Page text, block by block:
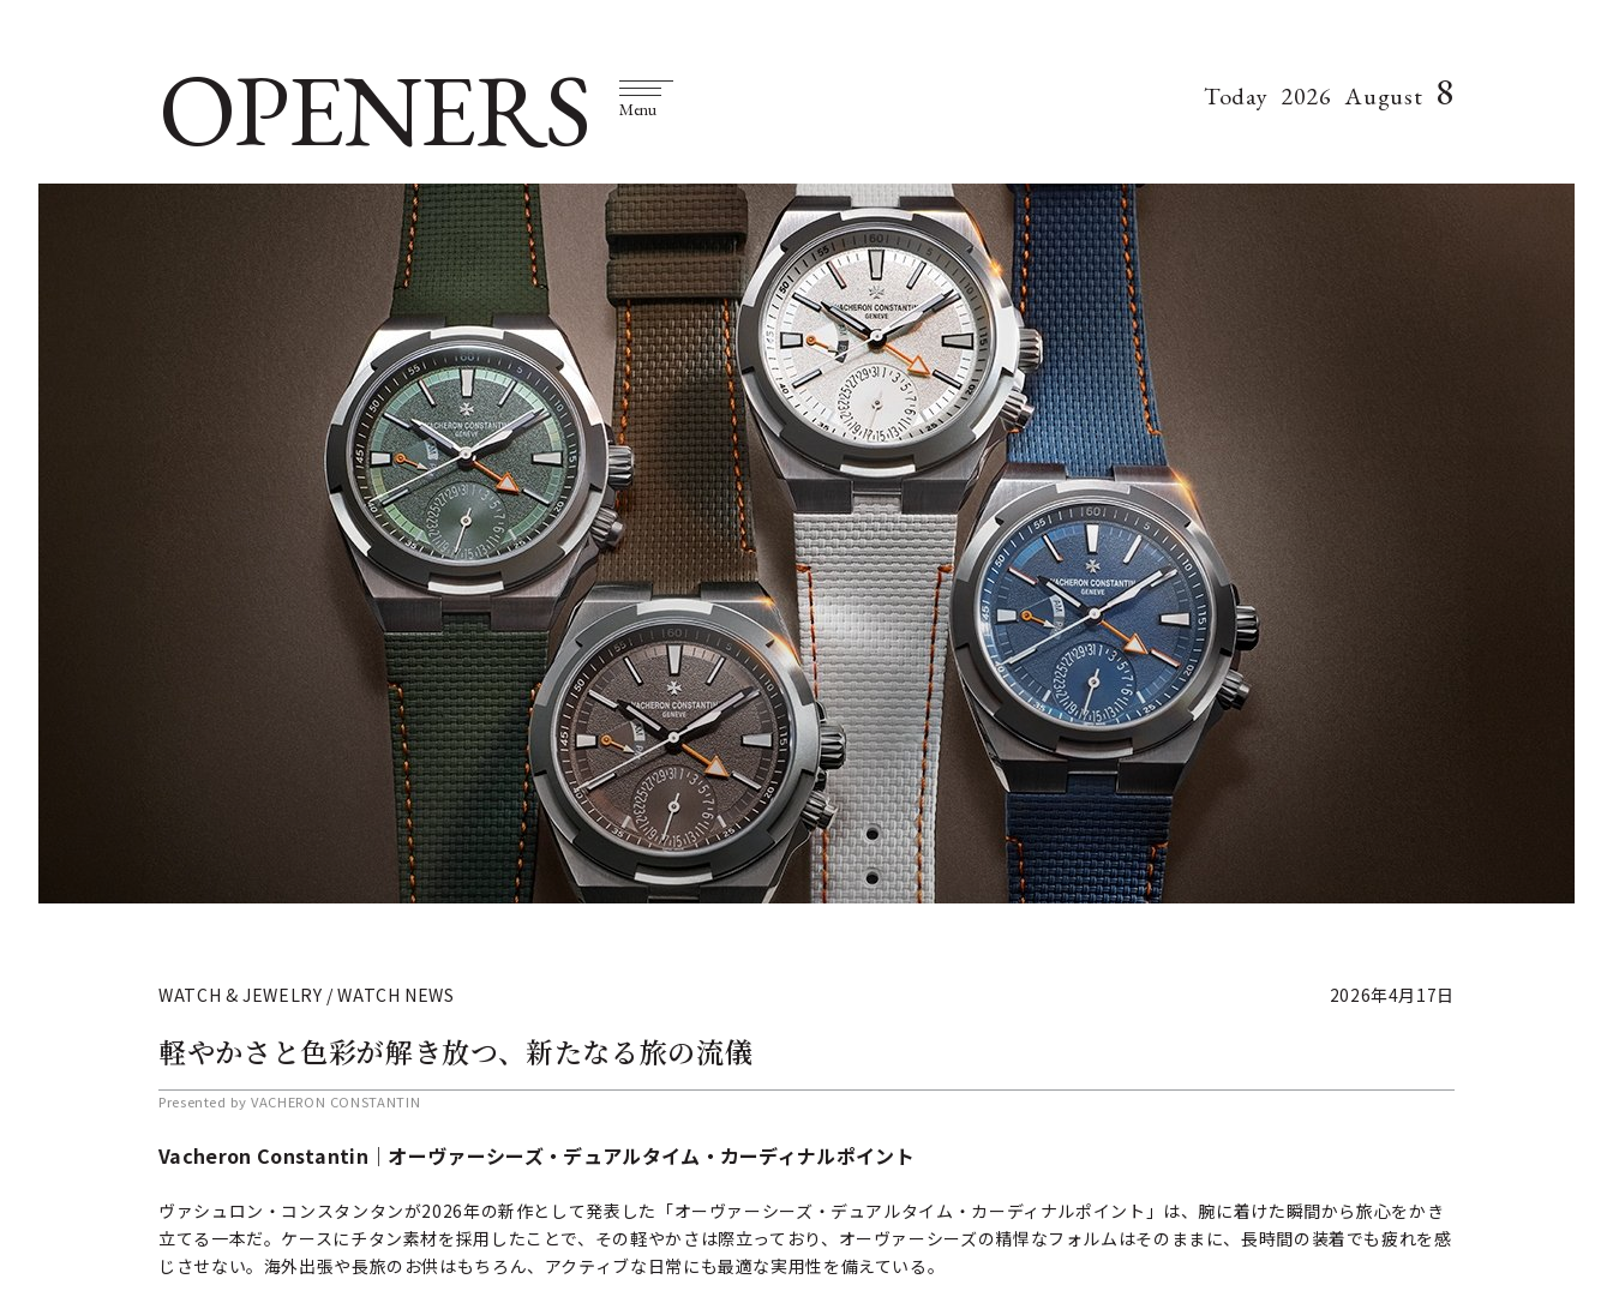
OPENERS Menu Today 2026 August 8
WATCH & JEWELRY / WATCH NEWS 2026年4月17日
軽やかさと色彩が解き放つ、新たなる旅の流儀
Presented by VACHERON CONSTANTIN
Vacheron Constantin｜オーヴァーシーズ・デュアルタイム・カーディナルポイント
ヴァシュロン・コンスタンタンが2026年の新作として発表した「オーヴァーシーズ・デュアルタイム・カーディナルポイント」は、腕に着けた瞬間から旅心をかき
立てる一本だ。ケースにチタン素材を採用したことで、その軽やかさは際立っており、オーヴァーシーズの精悍なフォルムはそのままに、長時間の装着でも疲れを感
じさせない。海外出張や長旅のお供はもちろん、アクティブな日常にも最適な実用性を備えている。